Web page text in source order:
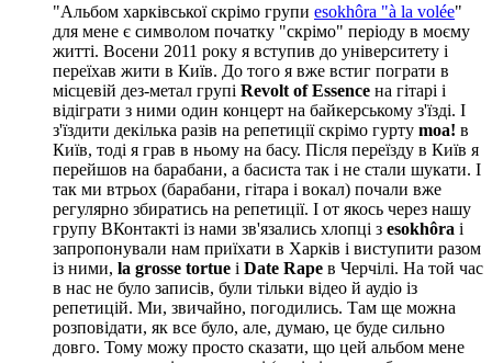
"Альбом харківської скрімо групи esokhôra "à la volée"
для мене є символом початку "скрімо" періоду в моєму
житті. Восени 2011 року я вступив до університету і
переїхав жити в Київ. До того я вже встиг пограти в
місцевій дез-метал групі Revolt of Essence на гітарі і
відіграти з ними один концерт на байкерському з'їзді. І
з'їздити декілька разів на репетиції скрімо гурту moa! в
Київ, тоді я грав в ньому на басу. Після переїзду в Київ я
перейшов на барабани, а басиста так і не стали шукати. І
так ми втрьох (барабани, гітара і вокал) почали вже
регулярно збиратись на репетиції. І от якось через нашу
групу ВКонтакті із нами зв'язались хлопці з esokhôra і
запропонували нам приїхати в Харків і виступити разом
із ними, la grosse tortue і Date Rape в Черчілі. На той час
в нас не було записів, були тільки відео й аудіо із
репетицій. Ми, звичайно, погодились. Там ще можна
розповідати, як все було, але, думаю, це буде сильно
довго. Тому можу просто сказати, що цей альбом мене